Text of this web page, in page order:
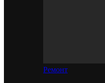
Ремонт